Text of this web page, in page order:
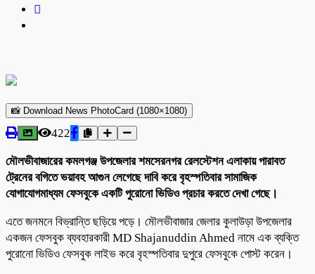
📸 Download News PhotoCard (1080×1080)
422
মৌলভীবাজারের কমলগঞ্জ উপজেলার শমসেরনগর রেলস্টেশন এলাকায় পারাবত
ট্রেনের বগিতে ভয়াবহ আগুন লেগেছে দাবি করে বৃহস্পতিবার সামাজিক
যোগাযোগমাধ্যম ফেসবুকে একটি পুরোনো ভিডিও প্রচার করতে দেখা গেছে।
এতে জনমনে বিভ্রান্তি ছড়িয়ে পড়ে। মৌলভীবাজার জেলার কুলাউড়া উপজেলার
একজন ফেসবুক ব্যবহারকারী MD Shajanuddin Ahmed নামে এক ব্যক্তি
পুরোনো ভিডিও ফেসবুক লাইভ করে বৃহস্পতিবার দুপুরে ফেসবুকে পোস্ট করেন।